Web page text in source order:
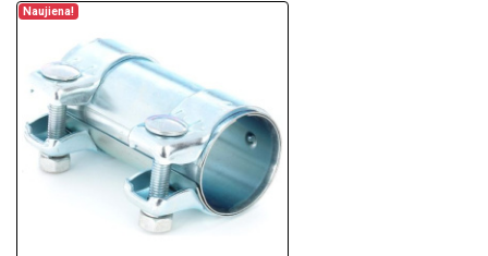
Naujiena!